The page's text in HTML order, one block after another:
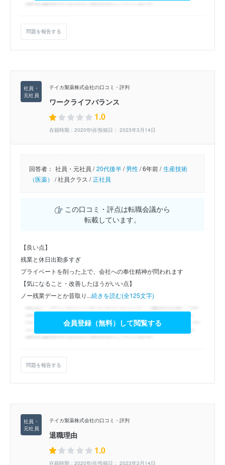
問題を報告する
テイカ製薬株式会社の口コミ・評判
ワークライフバランス
1.0
在籍時期：2020年頃/投稿日： 2023年3月14日
回答者： 社員・元社員 / 20代後半/男性/6年前 / 生産技術
（医薬） /社員クラス / 正社員
この口コミ・評点は転職会議から
転載しています。
【良い点】
残業と休日出勤多すぎ
プライベートを削った上で、会社への奉仕精神が問われます
【気になること・改善したほうがいい点】
ノー残業デーとか昔取り...続きを読む(全125文字)
会員登録（無料）して閲覧する
問題を報告する
テイカ製薬株式会社の口コミ・評判
退職理由
1.0
在籍時期：2020年頃/投稿日： 2023年3月14日